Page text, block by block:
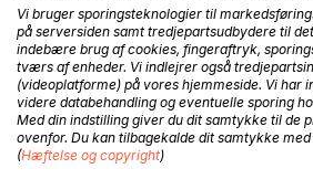
Orgasmerne sidder løst bag lågerne
som en hemmelig tilbeder lægger
dag byder på en fræk ny
med til at åbne én ad gangen
binge-læse).
Charlottes jul er den perfekte
kæreste, elsker(inde) eller til
Vi bruger sporingsteknologier til
på serversiden samt tredjepartsudbydere til
indebære brug af cookies, fingeraftryk,
tværs af enheder. Vi indlejrer også
(videoplatforme) på vores hjemmeside. Vi har
videre databehandling og eventuelle sporing
Med din indstilling giver du dit samtykke til de
ovenfor. Du kan tilbagekalde dit samtykke
(Hæftelse og copyright)